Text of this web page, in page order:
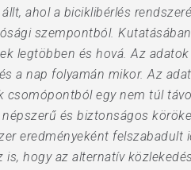
ahol a biciklibérlés
szempontból.
legtöbben és hová. Az
a nap folyamán mikor. Az
csomópontból egy nem túl
és biztonságos
eredményeként felszabadult
hogy az alternatív